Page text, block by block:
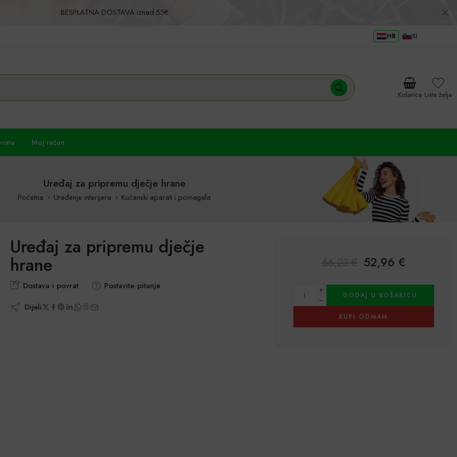
BESPLATNA DOSTAVA iznad 55€
HR SI
Košarica Lista želja
Moj račun
Uređaj za pripremu dječje hrane
Početna Uređenje interijera Kućanski aparati i pomagala
Uređaj za pripremu dječje
hrane
Dostava i povrat Postavite pitanje
Dijeli
66,23€ 52,96 €
DODAJ U KOŠARICU
KUPI ODMAH
Alternative: